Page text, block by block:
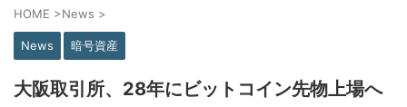
HOME >News >
News 暗号資産
大阪取引所、28年にビットコイン先物上場へ